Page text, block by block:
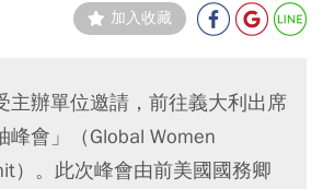
加入收藏
主辦單位邀請，前往義大利出席
峰會」（Global Women
）。此次峰會由前美國國務卿